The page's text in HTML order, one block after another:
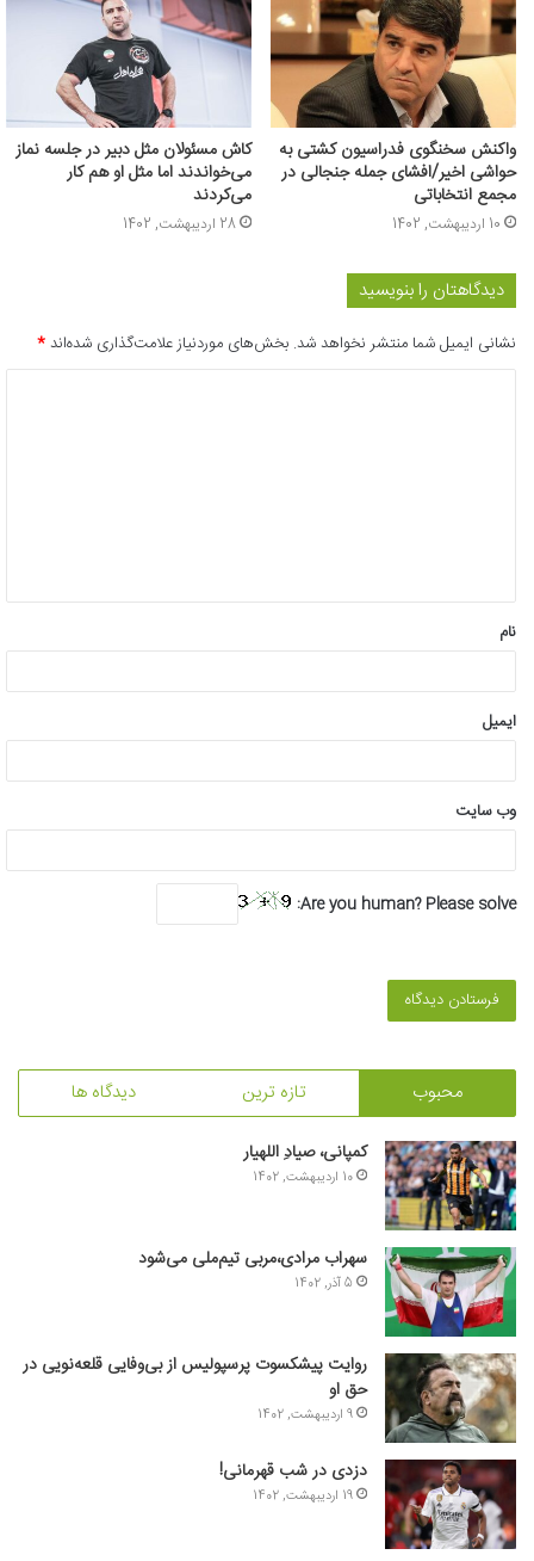
واکنش سخنگوی فدراسیون کشتی به
حواشی اخیر/افشای جمله جنجالی در
مجمع انتخاباتی
10 اردیبهشت, 1402
کاش مسئولان مثل دبیر در جلسه نماز
می‌خواندند اما مثل او هم کار
می‌کردند
28 اردیبهشت, 1402
دیدگاهتان را بنویسید
نشانی ایمیل شما منتشر نخواهد شد. بخش‌های موردنیاز علامت‌گذاری شده‌اند*
*
نام
ایمیل
وب‌ سایت
Are you human? Please solve:
محبوب تازه ترین دیدگاه ها
کمپانی، صیادِ اللهیار
10 اردیبهشت, 1402
سهراب مرادی،مربی تیم‌ملی می‌شود
5 آذر, 1402
روایت پیشکسوت پرسپولیس از بی‌وفایی قلعه‌نویی در
حق او
9 اردیبهشت, 1402
دزدی در شب قهرمانی!
19 اردیبهشت, 1402